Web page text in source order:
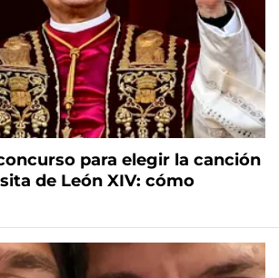
para elegir la canción
de León XIV: cómo